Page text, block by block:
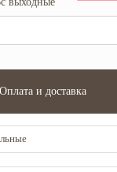
Оплата и доставка